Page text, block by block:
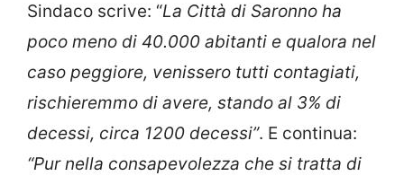
Sindaco scrive: “La Città di Saronno ha
poco meno di 40.000 abitanti e qualora nel
caso peggiore, venissero tutti contagiati,
rischieremmo di avere, stando al 3% di
decessi, circa 1200 decessi”. E continua:
“Pur nella consapevolezza che si tratta di